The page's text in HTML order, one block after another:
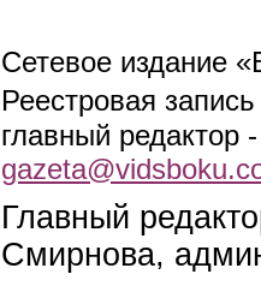
Сетевое издание
Реестровая
главный
Главный
Смирнова,